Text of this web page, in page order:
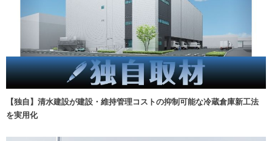
【独自】清水建設が建設・維持管理コストの抑制可能な冷蔵倉庫新工法
を実用化